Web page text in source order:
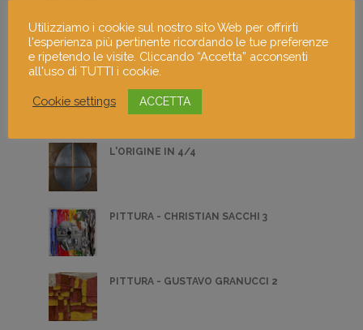
PITTURA - ILARIA FRANZA 4
PITTURA - GIORGIA MORETTI 4
L'ORIGINE IN 4/4
PITTURA - CHRISTIAN SACCHI 3
PITTURA - GUSTAVO GRANUCCI 2
Utilizziamo i cookie sul nostro sito Web per offrirti
l'esperienza più pertinente ricordando le tue preferenze
e ripetendo le visite. Cliccando “Accetta” acconsenti
all'uso di TUTTI i cookie.
Cookie settings ACCETTA